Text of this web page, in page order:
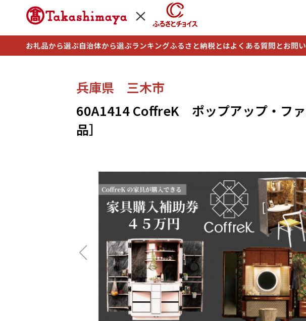
お礼品から選ぶ自治体から選ぶランキングふるさと納税とはよくある質問とお問
兵庫県 三木市
60A1414 CoffreK ポップアップ・フ
品］